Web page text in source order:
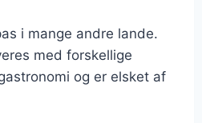
i mange andre lande.
med forskellige
og er elsket af